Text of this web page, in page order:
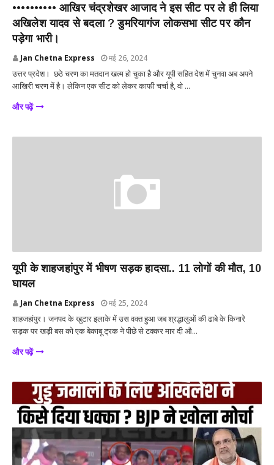
•••••••••• आखिर चंद्रशेखर आजाद ने इस सीट पर ले ही लिया
अखिलेश यादव से बदला ? डुमरियागंज लोकसभा सीट पर कौन
पड़ेगा भारी।
Jan Chetna Express मई 26, 2024
उत्तर प्रदेश। छठे चरण का मतदान खत्म हो चुका है और यूपी सहित देश में चुनवा अब अपने
आखिरी चरण में है। लेकिन एक सीट को लेकर काफी चर्चा है, वो ...
और पढ़ें
यूपी के शाहजहांपुर में भीषण सड़क हादसा.. 11 लोगों की मौत, 10
घायल
Jan Chetna Express मई 25, 2024
शाहजहांपुर। जनपद के खुटार इलाके में उस वक्त हुआ जब श्रद्धालुओं की ढाबे के किनारे
सड़क पर खड़ी बस को एक बेकाबू ट्रक ने पीछे से टक्कर मार दी औ...
और पढ़ें